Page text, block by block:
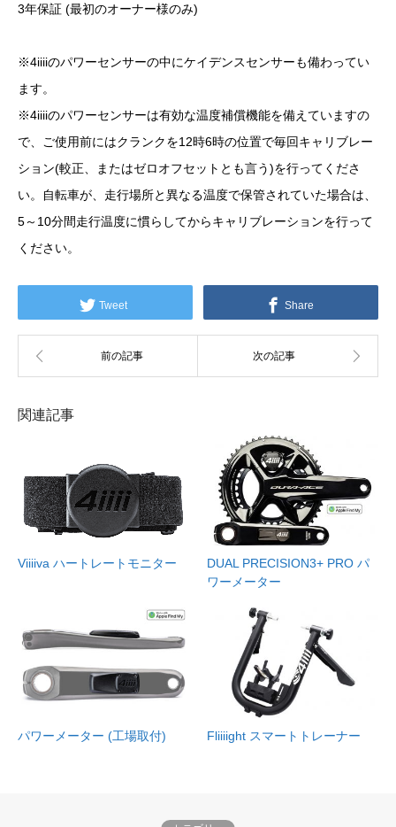
3年保証 (最初のオーナー様のみ)
※4iiiiのパワーセンサーの中にケイデンスセンサーも備わってい
ます。
※4iiiiのパワーセンサーは有効な温度補償機能を備えていますの
で、ご使用前にはクランクを12時6時の位置で毎回キャリブレー
ション(較正、またはゼロオフセットとも言う)を行ってくださ
い。自転車が、走行場所と異なる温度で保管されていた場合は、
5～10分間走行温度に慣らしてからキャリブレーションを行って
ください。
Tweet Share
関連記事
Viiiiva ハートレートモニター
DUAL PRECISION3+ PRO パ
ワーメーター
パワーメーター (工場取付) Fliiiight スマートトレーナー